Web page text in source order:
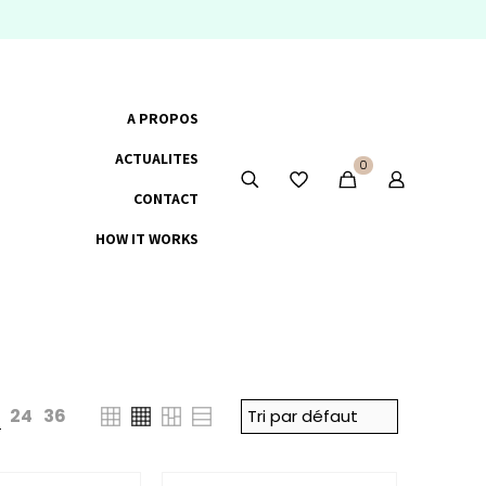
A PROPOS
ACTUALITES
CONTACT
HOW IT WORKS
0
24 36